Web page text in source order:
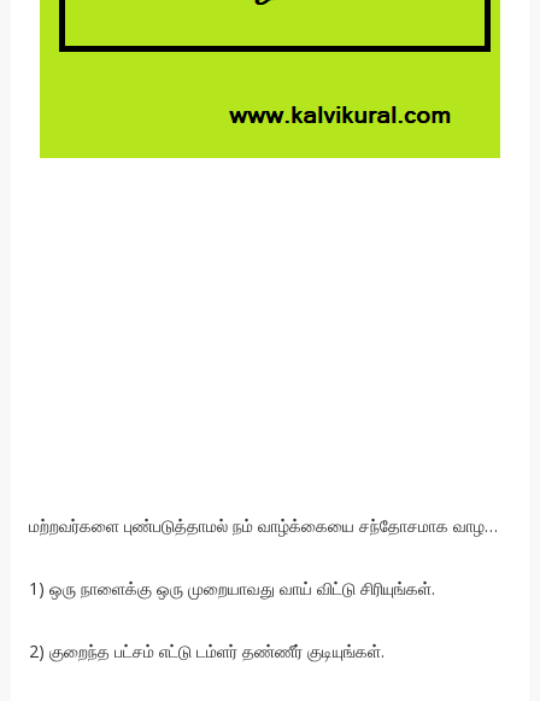
மற்றவர்களை புண்படுத்தாமல் நம் வாழ்க்கையை சந்தோசமாக வாழ…
1) ஒரு நாளைக்கு ஒரு முறையாவது வாய் விட்டு சிரியுங்கள்.
2) குறைந்த பட்சம் எட்டு டம்ளர் தண்ணீர் குடியுங்கள்.